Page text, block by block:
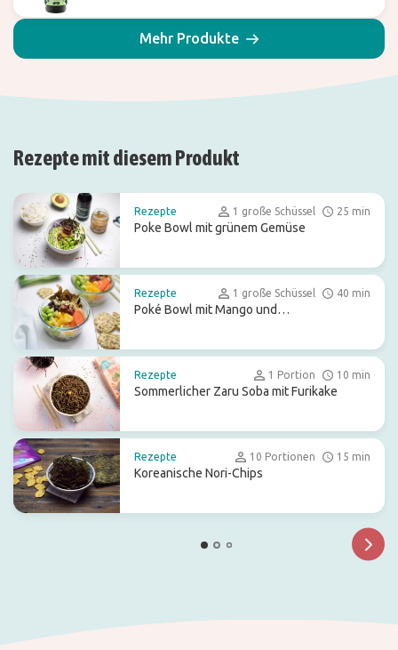
Mehr Produkte
Rezepte mit diesem Produkt
Rezepte 1 große Schüssel 25 min
Poke Bowl mit grünem Gemüse
Rezepte 1 große Schüssel 40 min
Poké Bowl mit Mango und
Rezepte 1 Portion 10 min
Sommerlicher Zaru Soba mit Furikake
Rezepte 10 Portionen 15 min
Koreanische Nori-Chips